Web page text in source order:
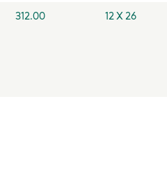
Service de navette vers le Vieux-
312.00 12 X 26